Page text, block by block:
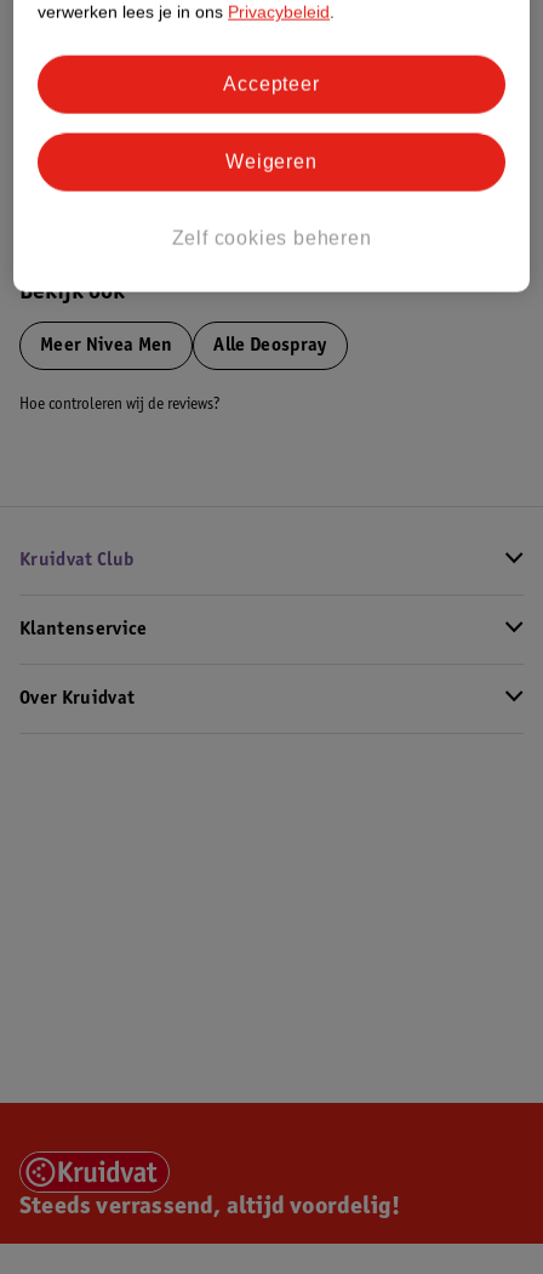
Nature Impact Score
Dit product heeft (nog) geen Nature
Impact Score.
Bekijk ook
Meer Nivea Men Alle Deospray
Hoe controleren wij de reviews?
Kruidvat Club
Klantenservice
Over Kruidvat
Steeds verrassend, altijd voordelig!
verwerken lees je in ons Privacybeleid.
Zelf cookies beheren
Weigeren
Accepteer